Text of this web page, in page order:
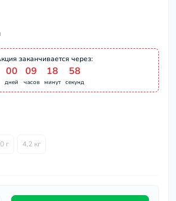
заканчивается через:
00
дней
09
часов
18
минут
57
секунд
г 4,2 кг